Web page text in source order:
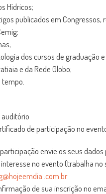
Hídricos;
publicados em Congressos,
dos cursos de graduação
e da Rede Globo;
de participação no
envie os seus dados
no evento (trabalha
.com.br
de sua inscrição no